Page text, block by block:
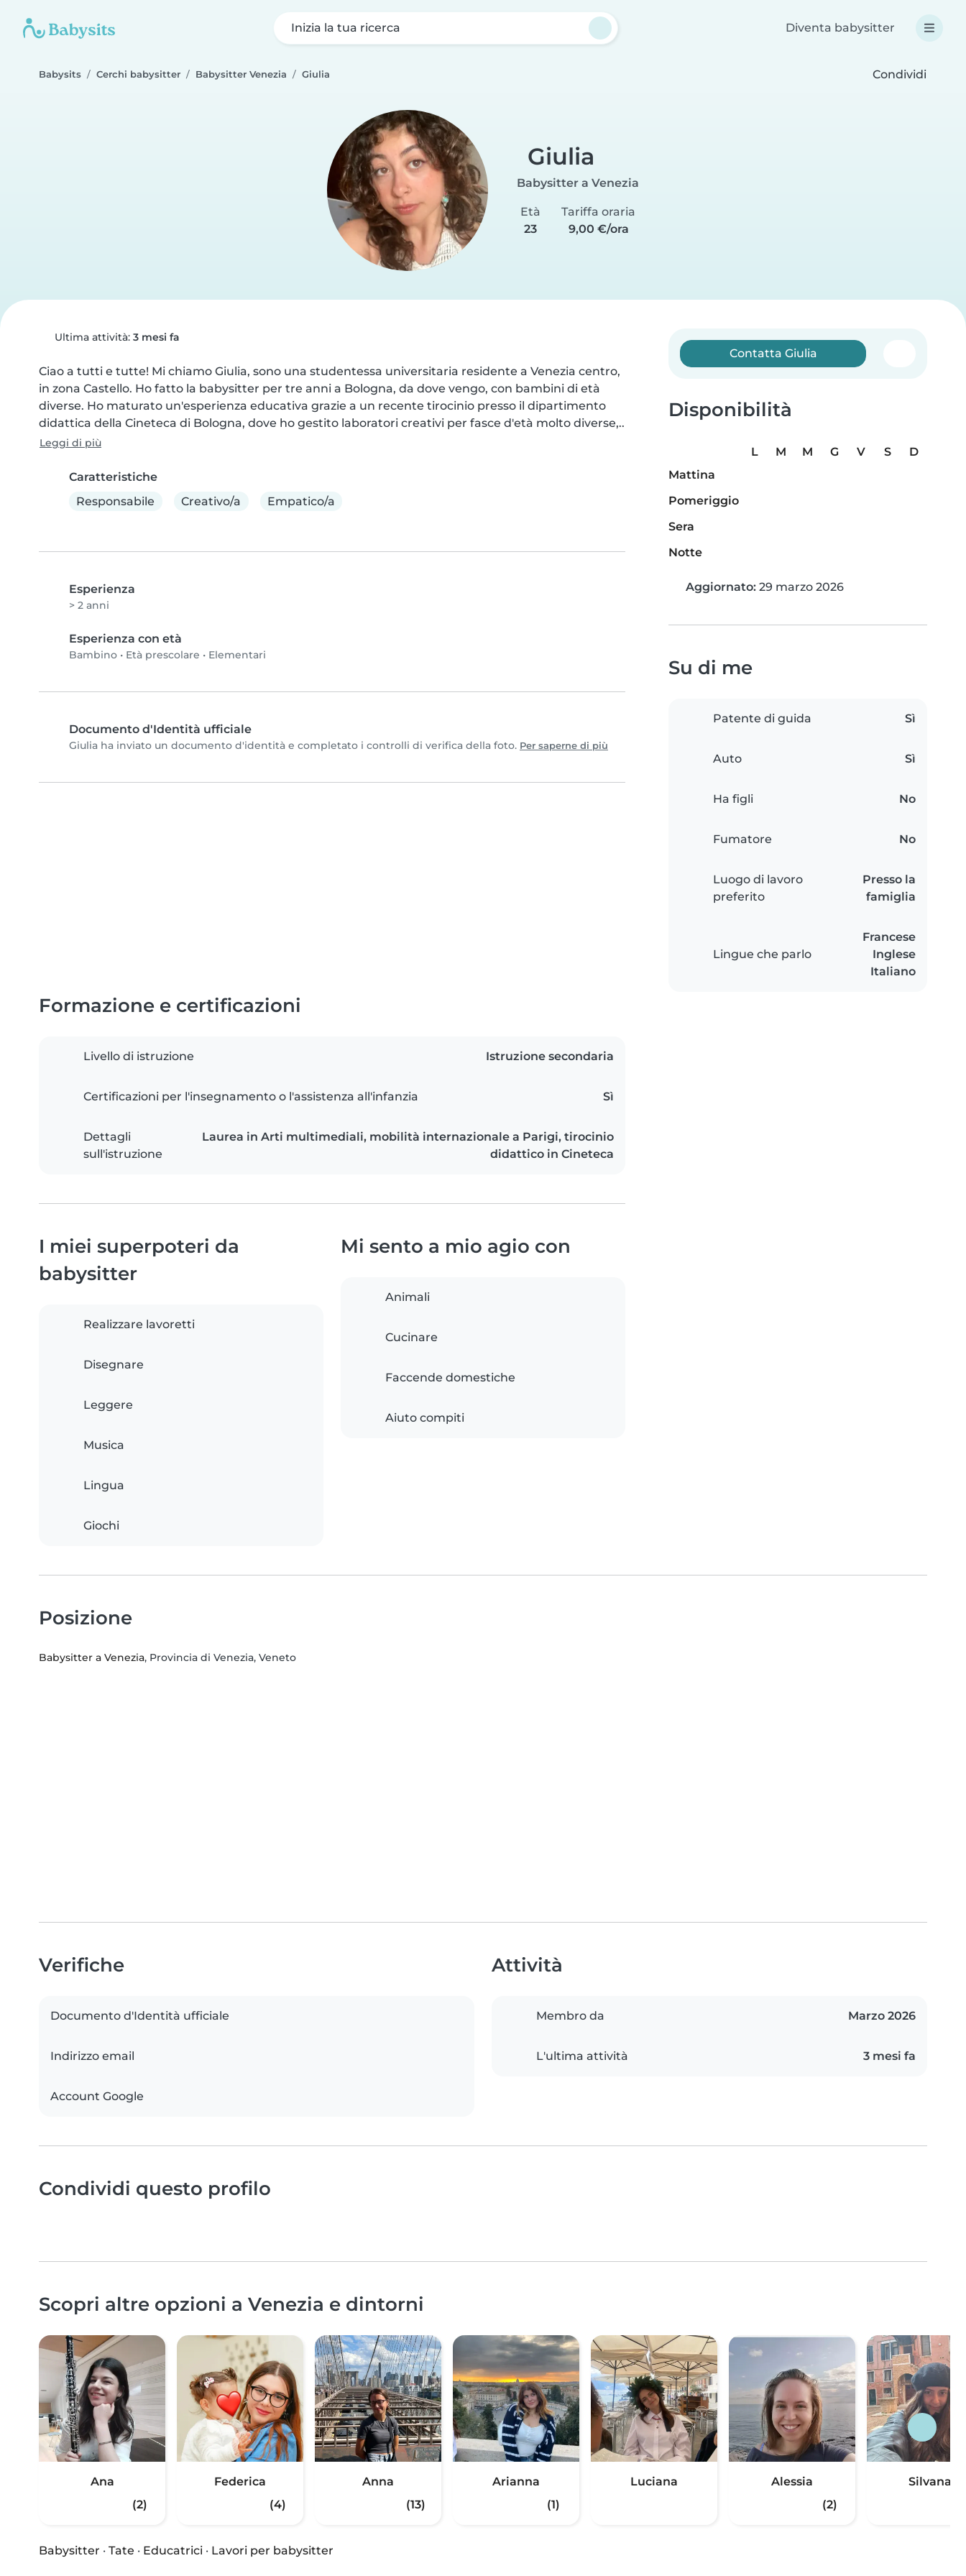
Inizia la tua ricerca Diventa babysitter
Babysits Cerchi babysitter Babysitter Venezia Giulia Condividi
Giulia
Babysitter a Venezia
Età
23
Tariffa oraria
9,00 €/ora
Ultima attività: 3 mesi fa
Ciao a tutti e tutte! Mi chiamo Giulia, sono una studentessa universitaria residente a Venezia centro,
in zona Castello. Ho fatto la babysitter per tre anni a Bologna, da dove vengo, con bambini di età
diverse. Ho maturato un'esperienza educativa grazie a un recente tirocinio presso il dipartimento
didattica della Cineteca di Bologna, dove ho gestito laboratori creativi per fasce d'età molto diverse,..
Leggi di più
Caratteristiche
Responsabile
Creativo/a Empatico/a
Esperienza
> 2 anni
Esperienza con età
Bambino • Età prescolare • Elementari
Documento d'Identità ufficiale
Giulia ha inviato un documento d'identità e completato i controlli di verifica della foto. Per saperne di più
Contatta Giulia
Disponibilità
L M M G V S
D
Mattina
Pomeriggio
Sera
Notte
Aggiornato: 29 marzo 2026
Su di me
Patente di guida Sì
Auto Sì
Ha figli No
Fumatore No
Luogo di lavoro
preferito
Presso la
famiglia
Lingue che parlo
Francese
Inglese
Italiano
Formazione e certificazioni
Livello di istruzione Istruzione secondaria
Certificazioni per l'insegnamento o l'assistenza all'infanzia Sì
Dettagli
sull'istruzione
Laurea in Arti multimediali, mobilità internazionale a Parigi, tirocinio
didattico in Cineteca
I miei superpoteri da
babysitter
Realizzare lavoretti
Disegnare
Leggere
Musica
Lingua
Giochi
Mi sento a mio agio con
Animali
Cucinare
Faccende domestiche
Aiuto compiti
Posizione
Babysitter a Venezia, Provincia di Venezia, Veneto
Verifiche
Documento d'Identità ufficiale
Indirizzo email
Account Google
Attività
Membro da Marzo 2026
L'ultima attività 3 mesi fa
Condividi questo profilo
Scopri altre opzioni a Venezia e dintorni
Ana
(2)
Federica
(4)
Anna
(13)
Arianna
(1)
Luciana
Alessia
(2)
Silvana
Babysitter · Tate · Educatrici · Lavori per babysitter